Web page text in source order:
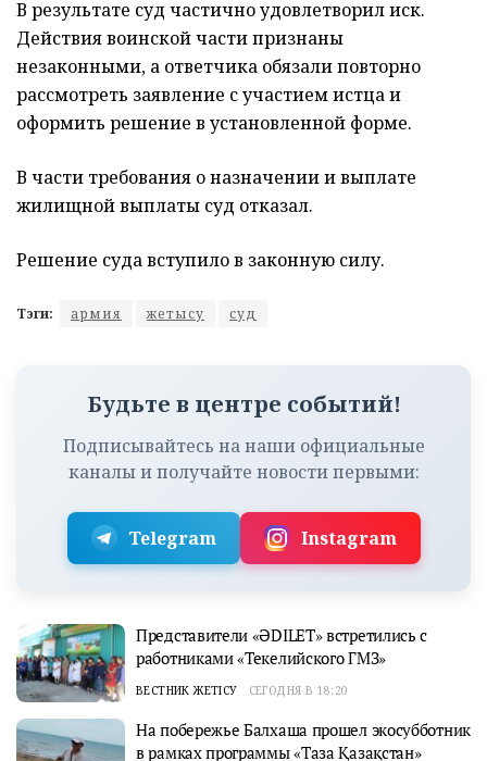
В результате суд частично удовлетворил иск.
Действия воинской части признаны
незаконными, а ответчика обязали повторно
рассмотреть заявление с участием истца и
оформить решение в установленной форме.
В части требования о назначении и выплате
жилищной выплаты суд отказал.
Решение суда вступило в законную силу.
Тэги: армия жетысу суд
Будьте в центре событий!
Подписывайтесь на наши официальные
каналы и получайте новости первыми:
Telegram Instagram
Представители «ӘDILET» встретились с
работниками «Текелийского ГМЗ»
ВЕСТНИК ЖЕТІСУ СЕГОДНЯ В 18:20
На побережье Балхаша прошел экосубботник
в рамках программы «Таза Қазақстан»